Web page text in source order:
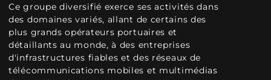
Ce groupe diversifié exerce ses activités dans
des domaines variés, allant de certains des
plus grands opérateurs portuaires et
détaillants au monde, à des entreprises
d'infrastructures fiables et des réseaux de
télécommunications mobiles et multimédias